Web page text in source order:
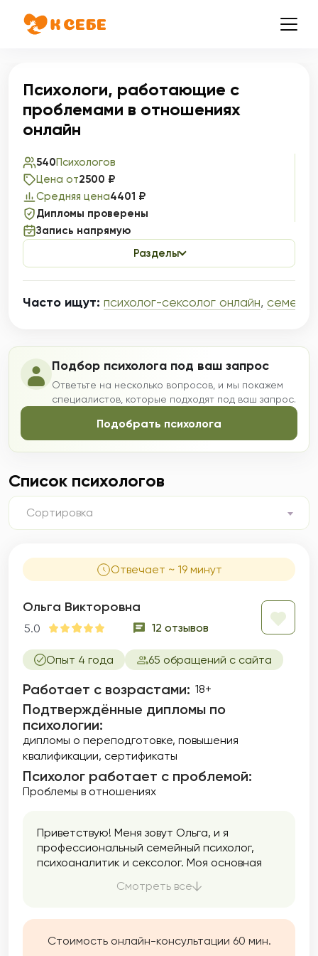
Психологи, работающие с
проблемами в отношениях
онлайн
540Психологов
Цена от2500 ₽
Средняя цена4401 ₽
Дипломы проверены
Запись напрямую
Разделы
Часто ищут: психолог-сексолог онлайн,
Подбор психолога под ваш запрос
Ответьте на несколько вопросов, и мы покажем
специалистов, которые подходят под ваш запрос.
Подобрать психолога
Список психологов
Сортировка
Отвечает ~ 19 минут
Ольга Викторовна
5.0 12 отзывов
Опыт 4 года 65 обращений с сайта
Работает с возрастами: 18+
Подтверждённые дипломы по
психологии:
дипломы о переподготовке повышения
квалификации сертификаты
Психолог работает с проблемой:
Проблемы в отношениях
Приветствую! Меня зовут Ольга, и я
профессиональный семейный психолог,
психоаналитик и сексолог. Моя основная
качества их жизни, отношений и
я уделяю особое внимание семейным
отношениям. Семья — это основа нашего
Смотреть все
Стоимость онлайн-консультации 60 мин.